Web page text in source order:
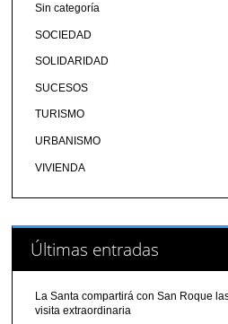
Sin categoría
SOCIEDAD
SOLIDARIDAD
SUCESOS
TURISMO
URBANISMO
VIVIENDA
Últimas entradas
La Santa compartirá con San Roque
visita extraordinaria